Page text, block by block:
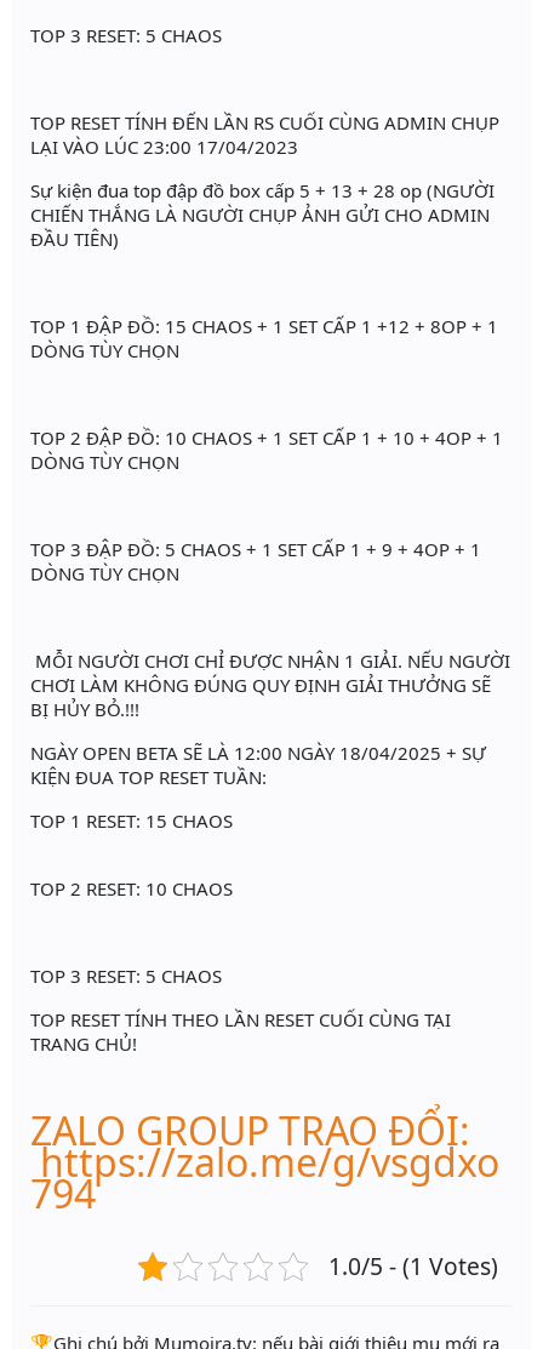
TOP 3 RESET: 5 CHAOS
TOP RESET TÍNH ĐẾN LẦN RS CUỐI CÙNG ADMIN CHỤP
LẠI VÀO LÚC 23:00 17/04/2023
Sự kiện đua top đập đồ box cấp 5 + 13 + 28 op (NGƯỜI
CHIẾN THẮNG LÀ NGƯỜI CHỤP ẢNH GỬI CHO ADMIN
ĐẦU TIÊN)
TOP 1 ĐẬP ĐỒ: 15 CHAOS + 1 SET CẤP 1 +12 + 8OP + 1
DÒNG TÙY CHỌN
TOP 2 ĐẬP ĐỒ: 10 CHAOS + 1 SET CẤP 1 + 10 + 4OP + 1
DÒNG TÙY CHỌN
TOP 3 ĐẬP ĐỒ: 5 CHAOS + 1 SET CẤP 1 + 9 + 4OP + 1
DÒNG TÙY CHỌN
MỖI NGƯỜI CHƠI CHỈ ĐƯỢC NHẬN 1 GIẢI. NẾU NGƯỜI
CHƠI LÀM KHÔNG ĐÚNG QUY ĐỊNH GIẢI THƯỞNG SẼ
BỊ HỦY BỎ.!!!
NGÀY OPEN BETA SẼ LÀ 12:00 NGÀY 18/04/2025 + SỰ
KIỆN ĐUA TOP RESET TUẦN:
TOP 1 RESET: 15 CHAOS
TOP 2 RESET: 10 CHAOS
TOP 3 RESET: 5 CHAOS
TOP RESET TÍNH THEO LẦN RESET CUỐI CÙNG TẠI
TRANG CHỦ!
ZALO GROUP TRAO ĐỔI:
https://zalo.me/g/vsgdxo
794
1.0/5 - (1 Votes)
️🏆Ghi chú bởi Mumoira.tv: nếu bài giới thiệu mu mới ra